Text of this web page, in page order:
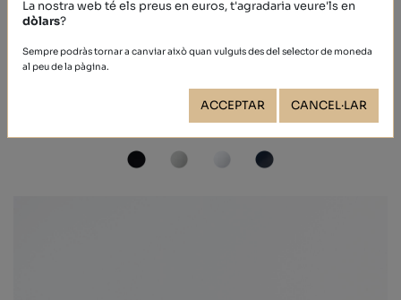
CALF
39,40 €
La nostra web té els preus en euros, t'agradaria veure'ls en
dòlars?
Sempre podràs tornar a canviar això quan vulguis des del selector de moneda
al peu de la pàgina.
ACCEPTAR CANCEL·LAR